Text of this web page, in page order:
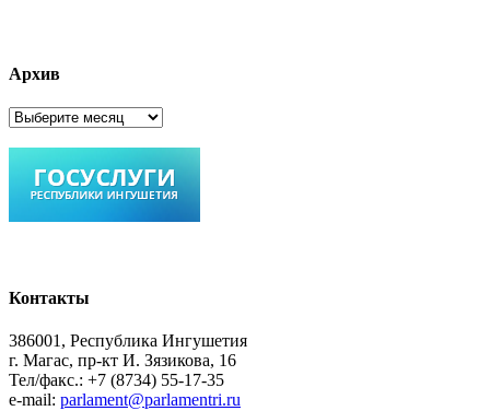
Архив
Архив
Контакты
386001, Республика Ингушетия
г. Магас, пр-кт И. Зязикова, 16
Тел/факс.: +7 (8734) 55-17-35
e-mail: parlament@parlamentri.ru